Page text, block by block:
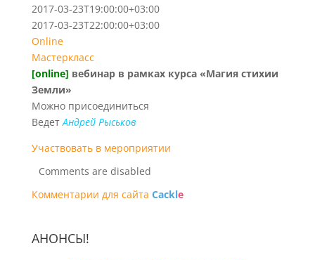
2017-03-23T19:00:00+03:00
2017-03-23T22:00:00+03:00
Online
Мастеркласс
[online] вебинар в рамках курса «Магия стихии
Земли»
Можно присоединиться
ВедетАндрей Рыськов
Участвовать в мероприятии
Comments are disabled
Комментарии для сайта Cackle
АНОНСЫ!